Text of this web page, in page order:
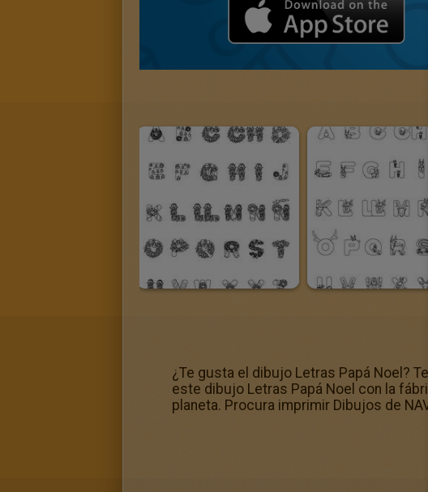
¿Te gusta el dibujo Letras Papá Noel?
este dibujo Letras Papá Noel con la
planeta. Procura imprimir Dibujos de